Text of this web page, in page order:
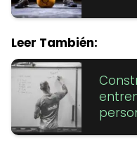
Leer También: